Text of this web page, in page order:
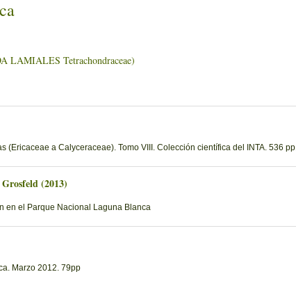
LAMIALES Tetrachondraceae)
(Ericaceae a Calyceraceae). Tomo VIII. Colección científica del INTA. 536 pp.
(2013)
en el Parque Nacional Laguna Blanca
Marzo 2012. 79pp